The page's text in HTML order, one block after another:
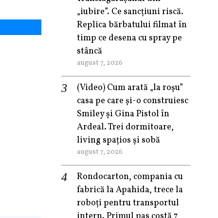
„iubire”. Ce sancțiuni riscă.
Replica bărbatului filmat în
timp ce desena cu spray pe
stâncă
august 7, 2026
(Video) Cum arată „la roşu”
casa pe care şi-o construiesc
Smiley şi Gina Pistol în
Ardeal. Trei dormitoare,
living spațios și sobă
august 7, 2026
Rondocarton, compania cu
fabrică la Apahida, trece la
roboți pentru transportul